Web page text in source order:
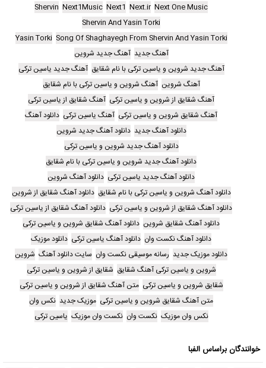
Next One Music
Next.ir
Next1
Next1Music
Shervin
Shervin And Yasin Torki
Song Of Shaghayegh From Shervin And Yasin Torki
Yasin Torki
آهنگ جدید آهنگ جدید شروین
آهنگ جدید شروین و یاسین ترکی با نام شقایق آهنگ جدید یاسین ترکی
آهنگ شروین آهنگ شروین و یاسین ترکی با نام شقایق
آهنگ شقایق از شروین و یاسین ترکی آهنگ شقایق از یاسین ترکی
آهنگ شقایق شروین و یاسین ترکی آهنگ یاسین ترکی دانلود آهنگ
دانلود آهنگ جدید دانلود آهنگ جدید شروین
دانلود آهنگ جدید شروین و یاسین ترکی
دانلود آهنگ جدید شروین و یاسین ترکی با نام شقایق
دانلود آهنگ جدید یاسین ترکی دانلود آهنگ شروین
دانلود آهنگ شروین و یاسین ترکی با نام شقایق دانلود آهنگ شقایق از شروین
دانلود آهنگ شقایق از شروین و یاسین ترکی دانلود آهنگ شقایق از یاسین ترکی
دانلود آهنگ شقایق شروین دانلود آهنگ شقایق شروین و یاسین ترکی
دانلود آهنگ نکست وان دانلود آهنگ یاسین ترکی دانلود موزیک
دانلود موزیک جدید رسانه موسیقی نکست وان سایت دانلود آهنگ شروین
شروین و یاسین ترکی آهنگ شقایق شقایق از شروین و یاسین ترکی
شقایق شروین و یاسین ترکی متن آهنگ شقایق از شروین و یاسین ترکی
متن آهنگ شقایق شروین و یاسین ترکی موزیک جدید نکس وان
نکس وان موزیک نکست وان نکست وان موزیک یاسین ترکی
خوانندگان براساس الفبا